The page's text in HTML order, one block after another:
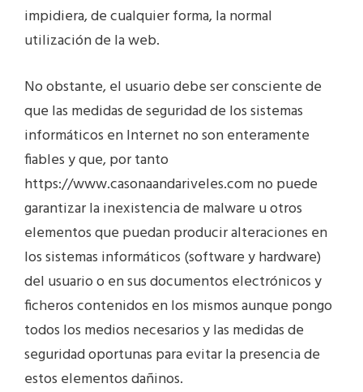
impidiera, de cualquier forma, la normal
utilización de la web.
No obstante, el usuario debe ser consciente de
que las medidas de seguridad de los sistemas
informáticos en Internet no son enteramente
fiables y que, por tanto
https://www.casonaandariveles.com no puede
garantizar la inexistencia de malware u otros
elementos que puedan producir alteraciones en
los sistemas informáticos (software y hardware)
del usuario o en sus documentos electrónicos y
ficheros contenidos en los mismos aunque pongo
todos los medios necesarios y las medidas de
seguridad oportunas para evitar la presencia de
estos elementos dañinos.